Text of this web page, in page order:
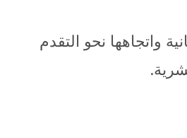
واتجاهها نحو التقدم